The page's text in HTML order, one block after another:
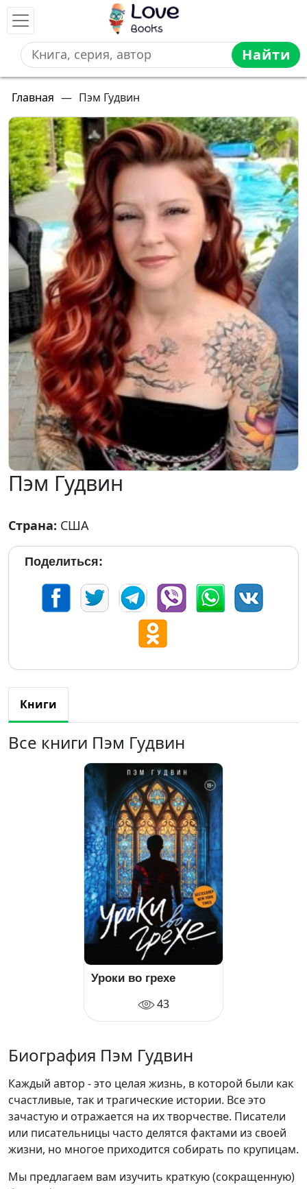
Найти
Главная — Пэм Гудвин
Пэм Гудвин
Страна: США
Поделиться:
Книги
Все книги Пэм Гудвин
Уроки во грехе
43
Биография Пэм Гудвин
Каждый автор - это целая жизнь, в которой были как
счастливые, так и трагические истории. Все это
зачастую и отражается на их творчестве. Писатели
или писательницы часто делятся фактами из своей
жизни, но многое приходится собирать по крупицам.
Мы предлагаем вам изучить краткую (сокращенную)